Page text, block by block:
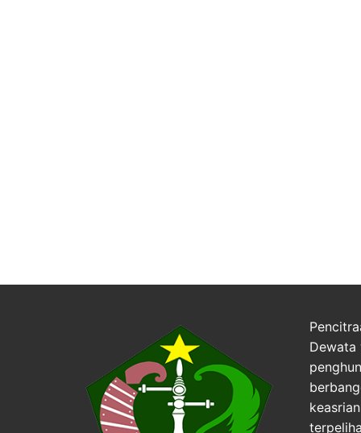
Dewata